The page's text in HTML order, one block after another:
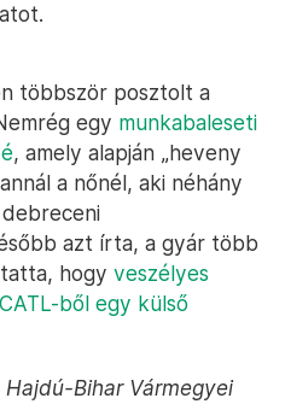
többször posztolt a
egy munkabaleseti
, amely alapján „heveny
a nőnél, aki néhány
azt írta, a gyár több
hogy veszélyes
ből egy külső
Bihar Vármegyei